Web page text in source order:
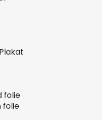
folie
folie